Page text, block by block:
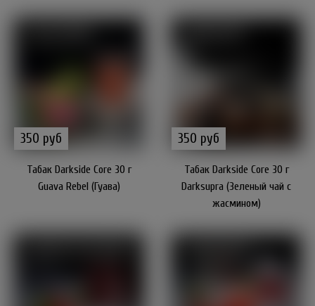
350 руб
Табак Darkside Core 30 г
Guava Rebel (Гуава)
350 руб
Табак Darkside Core 30 г
Darksupra (Зеленый чай с
жасмином)